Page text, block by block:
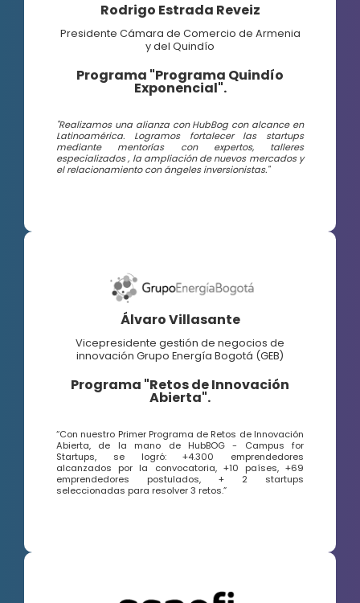
Rodrigo Estrada Reveiz
Presidente Cámara de Comercio de Armenia
y del Quindío
Programa "Programa Quindío
Exponencial".
"Realizamos una alianza con HubBog con alcance en
Latinoamérica. Logramos fortalecer las startups
mediante mentorías con expertos, talleres
especializados , la ampliación de nuevos mercados y
el relacionamiento con ángeles inversionistas."
Álvaro Villasante
Vicepresidente gestión de negocios de
innovación Grupo Energía Bogotá (GEB)
Programa "Retos de Innovación
Abierta".
“Con nuestro Primer Programa de Retos de Innovación
Abierta, de la mano de HubBOG - Campus for
Startups, se logró: +4.300 emprendedores
alcanzados por la convocatoria, +10 países, +69
emprendedores postulados, + 2 startups
seleccionadas para resolver 3 retos.”